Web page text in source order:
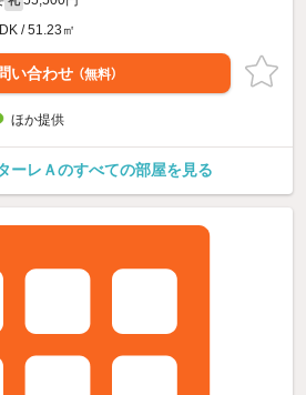
/ 51.23㎡
い合わせ （無料）
ほか提供
ーレＡのすべての部屋を見る